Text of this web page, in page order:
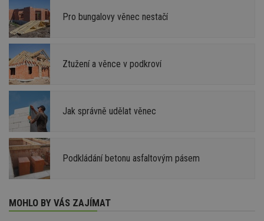
Pro bungalovy věnec nestačí
Ztužení a věnce v podkroví
Jak správně udělat věnec
Podkládání betonu asfaltovým pásem
MOHLO BY VÁS ZAJÍMAT